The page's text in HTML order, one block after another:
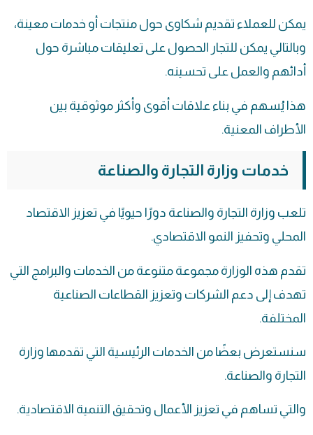
يمكن للعملاء تقديم شكاوى حول منتجات أو خدمات معينة،
وبالتالي يمكن للتجار الحصول على تعليقات مباشرة حول
أدائهم والعمل على تحسينه.
هذا يُسهم في بناء علاقات أقوى وأكثر موثوقية بين
الأطراف المعنية.
خدمات وزارة التجارة والصناعة
تلعب وزارة التجارة والصناعة دورًا حيويًا في تعزيز الاقتصاد
المحلي وتحفيز النمو الاقتصادي.
تقدم هذه الوزارة مجموعة متنوعة من الخدمات والبرامج التي
تهدف إلى دعم الشركات وتعزيز القطاعات الصناعية
المختلفة.
سنستعرض بعضًا من الخدمات الرئيسية التي تقدمها وزارة
التجارة والصناعة.
والتي تساهم في تعزيز الأعمال وتحقيق التنمية الاقتصادية.